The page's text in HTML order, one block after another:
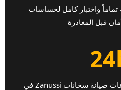
تماماً واختبار كامل لحساسات
قبل المغادرة
سرعة استجابة فائقة لبلاغات صيانة سخانات Zanussi في